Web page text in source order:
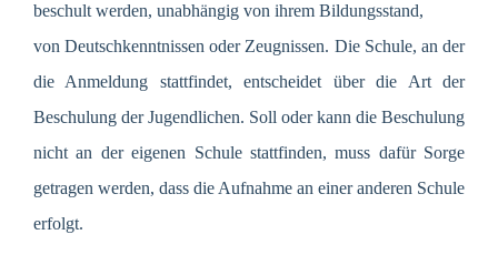
beschult werden, unabhängig von ihrem Bildungsstand,
von Deutschkenntnissen oder Zeugnissen. Die Schule, an der
die Anmeldung stattfindet, entscheidet über die Art der
Beschulung der Jugendlichen. Soll oder kann die Beschulung
nicht an der eigenen Schule stattfinden, muss dafür Sorge
getragen werden, dass die Aufnahme an einer anderen Schule
erfolgt.